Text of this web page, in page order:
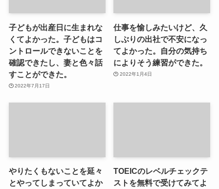
子どもが出産日に生まれな
くてよかった。子どもはコ
ントロールできないことを
確認できたし、妻と色々話
すことができた。
2022年7月17日
仕事を愉しみたいけど、久
しぶりの出社で不安になっ
てよかった。自分の気持ち
によりそう練習ができた。
2022年1月4日
やりたくもないことを延々
とやってしまっていてよか
TOEICのレベルチェックテ
ストを無料で受けてみてよ